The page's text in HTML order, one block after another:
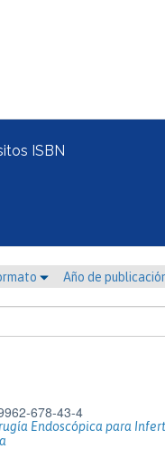
ISBN
Año de
678-43-4
Endoscópica para